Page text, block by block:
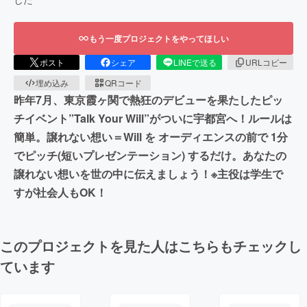
もう一度プロジェクトをやってほしい
ポスト シェア LINEで送る
URLコピー
埋め込み
QRコード
昨年7月、東京霞ヶ関で熱狂のデビューを果たしたピッ
チイベント”Talk Your Will”がついに宇都宮へ！ルールは
簡単。譲れない想い＝Will を オーディエンスの前で 1分
でピッチ(短いプレゼンテーション) するだけ。あなたの
譲れない想いを世の中に伝えましょう！※主役は学生で
すが社会人もOK！
このプロジェクトを見た人はこちらもチェックし
ています